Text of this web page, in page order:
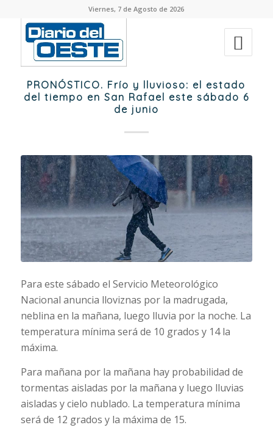
Viernes, 7 de Agosto de 2026
PRONÓSTICO. Frío y lluvioso: el estado
del tiempo en San Rafael este sábado 6
de junio
Para este sábado el Servicio Meteorológico
Nacional anuncia lloviznas por la madrugada,
neblina en la mañana, luego lluvia por la noche. La
temperatura mínima será de 10 grados y 14 la
máxima.
Para mañana por la mañana hay probabilidad de
tormentas aisladas por la mañana y luego lluvias
aisladas y cielo nublado. La temperatura mínima
será de 12 grados y la máxima de 15.